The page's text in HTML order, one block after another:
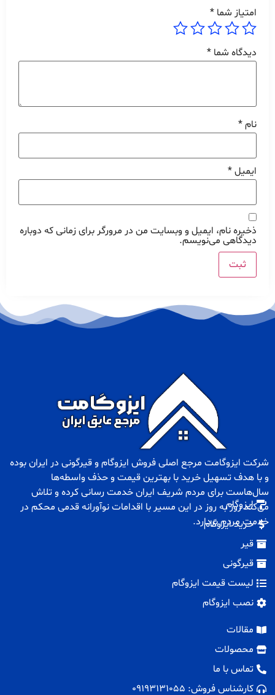
امتیاز شما *
دیدگاه شما *
نام*
ایمیل*
ذخیره نام، ایمیل و وبسایت من در مرورگر برای زمانی که دوباره
دیدگاهی می‌نویسم.
شرکت ایزوگامت مرجع اصلی فروش ایزوگام وقیرگونی در ایران بوده
و با هدف تسهیل خرید با بهترین قیمت و حذف واسطه‌ها
سال‌هاست برای مردم شریف ایران خدمت رسانی کرده و تلاش
می‌کند روز به روز در این مسیر با اقدامات نوآورانه قدمی محکم در
خدمت مردم بردارد.
ایزوگام
خرید ایزوگام
قیر
قیرگونی
لیست قیمت ایزوگام
نصب ایزوگام
مقالات
محصولات
تماس با ما
کارشناس فروش: 09193131055